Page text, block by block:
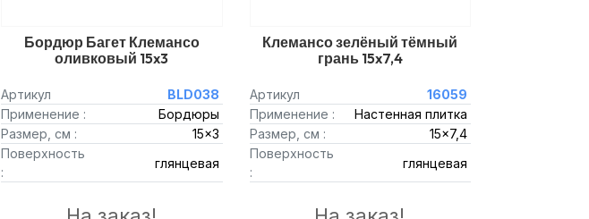
Бордюр Багет Клемансо
оливковый 15x3
Артикул
BLD038
Применение :
Бордюры
Размер, см :
15x3
Поверхность
:
глянцевая
Клемансо зелёный тёмный
грань 15x7,4
Артикул
16059
Применение :
Настенная плитка
Размер, см :
15x7,4
Поверхность
:
глянцевая